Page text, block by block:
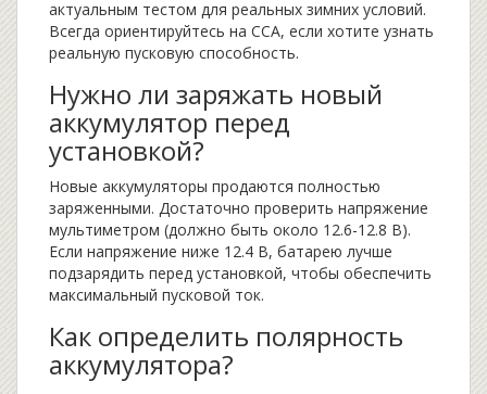
актуальным тестом для реальных зимних условий.
Всегда ориентируйтесь на CCA, если хотите узнать
реальную пусковую способность.
Нужно ли заряжать новый
аккумулятор перед
установкой?
Новые аккумуляторы продаются полностью
заряженными. Достаточно проверить напряжение
мультиметром (должно быть около 12.6-12.8 В).
Если напряжение ниже 12.4 В, батарею лучше
подзарядить перед установкой, чтобы обеспечить
максимальный пусковой ток.
Как определить полярность
аккумулятора?